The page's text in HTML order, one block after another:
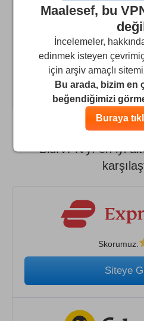
into it. I do not have
platforms than Android and
browser extension and got to
that. So far it seems to work
know, the browser extension is
BlufVPN'yı en iyi
Skorumuz:
Siteye
Maalesef, bu
İncelemeler,
edinmek isteyen
için arşiv amaçlı
Bu arada, bizim en
beğendiğimizi
Buraya